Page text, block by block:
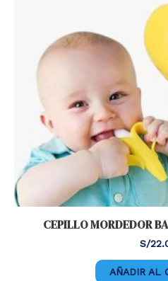
CEPILLO MORDEDOR
S/
AÑADIR AL